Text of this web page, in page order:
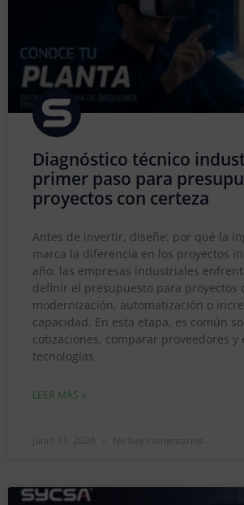
Diagnóstico técnico
primer paso para
proyectos con certeza
Antes de invertir, diseñe: por qué la
marca la diferencia en los proyectos
año, las empresas industriales
definir el presupuesto para proyectos
modernización, automatización o
capacidad. En esta etapa, es común
cotizaciones, comparar proveedores y
tecnologías
LEER MÁS »
junio 11, 2026 No hay comentarios